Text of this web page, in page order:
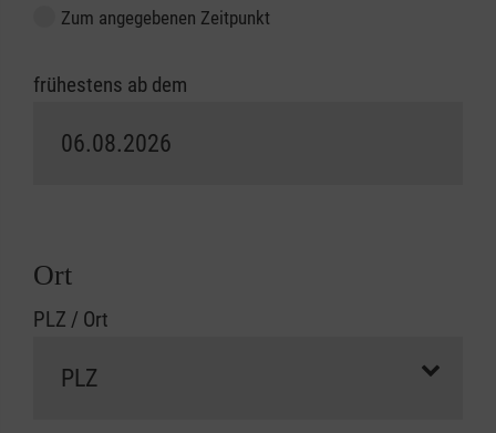
Zum angegebenen Zeitpunkt
frühestens ab dem
Ort
PLZ / Ort